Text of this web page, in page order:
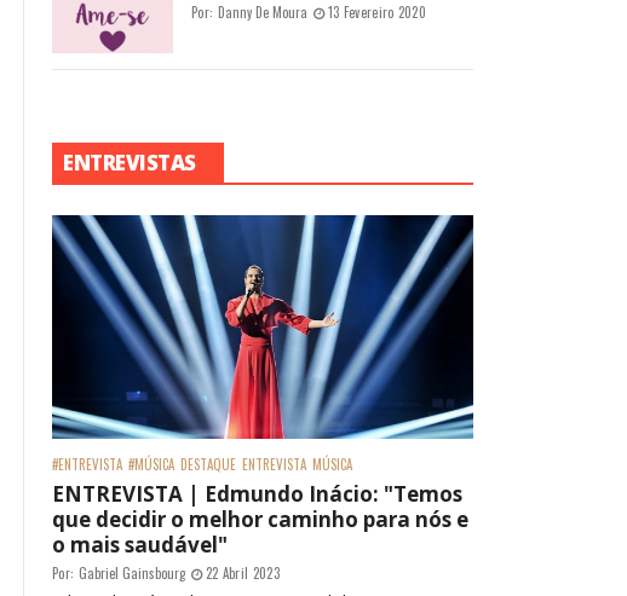
Por: Danny De Moura 13 Fevereiro 2020
ENTREVISTAS
#ENTREVISTA #MÚSICA DESTAQUE ENTREVISTA MÚSICA
ENTREVISTA | Edmundo Inácio: "Temos
que decidir o melhor caminho para nós e
o mais saudável"
Por: Gabriel Gainsbourg 22 Abril 2023